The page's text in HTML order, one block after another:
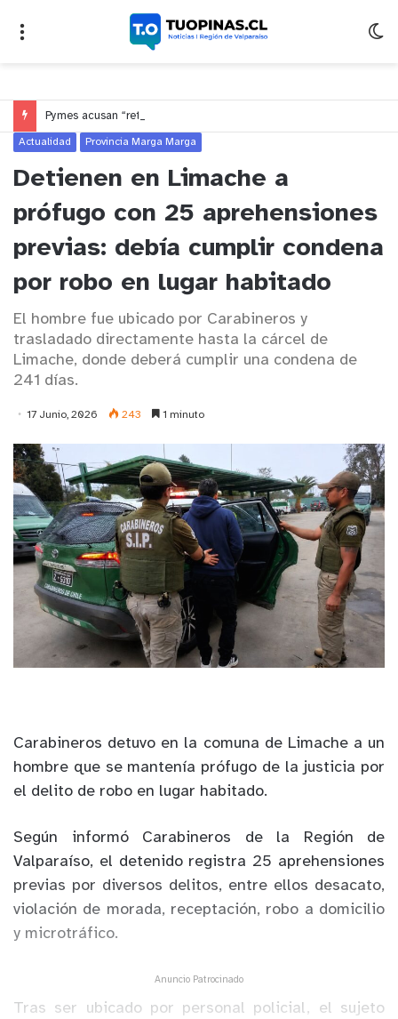
Actualidad Provincia Marga Marga
Detienen en Limache a
prófugo con 25 aprehensiones
previas: debía cumplir condena
por robo en lugar habitado
El hombre fue ubicado por Carabineros y
trasladado directamente hasta la cárcel de
Limache, donde deberá cumplir una condena de
241 días.
17 Junio, 2026 243 1 minuto
Carabineros detuvo en la comuna de Limache a un
hombre que se mantenía prófugo de la justicia por
el delito de robo en lugar habitado.
Según informó Carabineros de la Región de
Valparaíso, el detenido registra 25 aprehensiones
previas por diversos delitos, entre ellos desacato,
violación de morada, receptación, robo a domicilio
y microtráfico.
Anuncio Patrocinado
Tras ser ubicado por personal policial, el sujeto